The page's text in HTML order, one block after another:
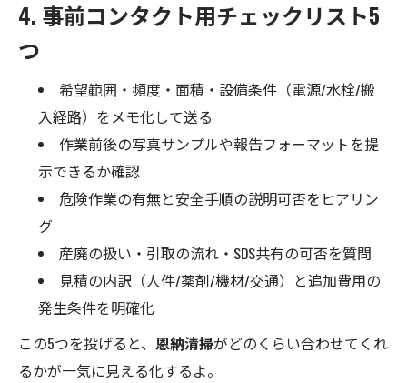
4. 事前コンタクト用チェックリスト5
つ
希望範囲・頻度・面積・設備条件（電源/水栓/搬
入経路）をメモ化して送る
作業前後の写真サンプルや報告フォーマットを提
示できるか確認
危険作業の有無と安全手順の説明可否をヒアリン
グ
産廃の扱い・引取の流れ・SDS共有の可否を質問
見積の内訳（人件/薬剤/機材/交通）と追加費用の
発生条件を明確化
この5つを投げると、 恩納清掃がどのくらい合わせてくれ
るかが一気に見える化するよ。